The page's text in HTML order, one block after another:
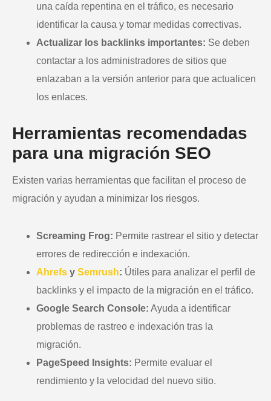
una caída repentina en el tráfico, es necesario
identificar la causa y tomar medidas correctivas.
Actualizar los backlinks importantes: Se deben
contactar a los administradores de sitios que
enlazaban a la versión anterior para que actualicen
los enlaces.
Herramientas recomendadas
para una migración SEO
Existen varias herramientas que facilitan el proceso de
migración y ayudan a minimizar los riesgos.
Screaming Frog: Permite rastrear el sitio y detectar
errores de redirección e indexación.
Ahrefs y Semrush: Útiles para analizar el perfil de
backlinks y el impacto de la migración en el tráfico.
Google Search Console: Ayuda a identificar
problemas de rastreo e indexación tras la
migración.
PageSpeed Insights: Permite evaluar el
rendimiento y la velocidad del nuevo sitio.